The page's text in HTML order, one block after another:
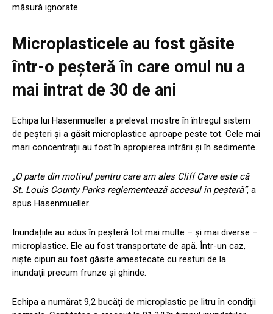
măsură ignorate.
Microplasticele au fost găsite
într-o peșteră în care omul nu a
mai intrat de 30 de ani
Echipa lui Hasenmueller a prelevat mostre în întregul sistem
de peșteri și a găsit microplastice aproape peste tot. Cele mai
mari concentrații au fost în apropierea intrării și în sedimente.
„O parte din motivul pentru care am ales Cliff Cave este că
St. Louis County Parks reglementează accesul în peșteră”, a
spus Hasenmueller.
Inundațiile au adus în peșteră tot mai multe – și mai diverse –
microplastice. Ele au fost transportate de apă. Într-un caz,
niște cipuri au fost găsite amestecate cu resturi de la
inundații precum frunze și ghinde.
Echipa a numărat 9,2 bucăți de microplastic pe litru în condiții